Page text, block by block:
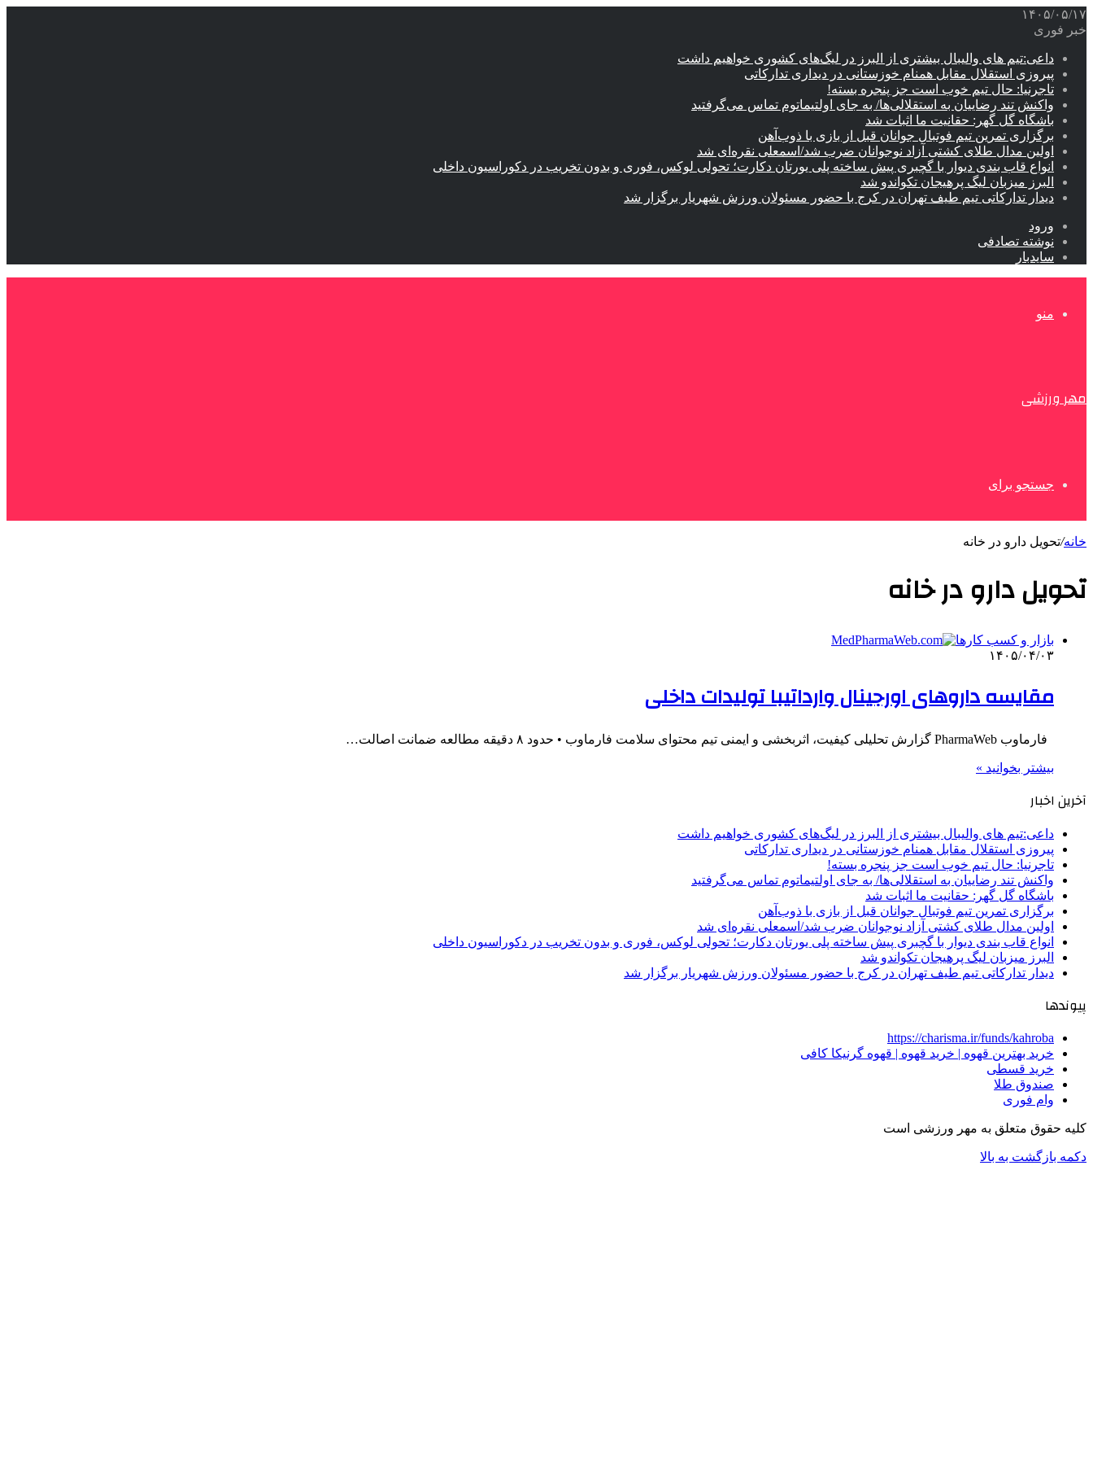
۱۴۰۵/۰۵/۱۷
خبر فوری
داعی:تیم های والیبال بیشتری از البرز در لیگ‌های کشوری خواهیم داشت
پیروزی استقلال مقابل همنام خوزستانی در دیداری تدارکاتی
تاجرنیا: حال تیم خوب است جز پنجره بسته!
واکنش تند رضاییان به استقلالی‌ها/ به جای اولتیماتوم تماس می‌گرفتید
باشگاه گل گهر: حقانیت ما اثبات شد
برگزاری تمرین تیم فوتبال جوانان قبل از بازی با ذوب‌آهن
اولین مدال طلای کشتی آزاد نوجوانان ضرب شد/اسمعلی نقره‌ای شد
انواع قاب بندی دیوار با گچبری پیش ساخته پلی یورتان دکارت؛ تحولی لوکس، فوری و بدون تخریب در دکوراسیون داخلی
البرز میزبان لیگ پرهیجان تکواندو شد
دیدار تدارکاتی تیم طیف تهران در کرج با حضور مسئولان ورزش شهریار برگزار شد
ورود
نوشته تصادفی
سایدبار
منو
مهر ورزشی
جستجو برای
خانه/تحویل دارو در خانه
تحویل دارو در خانه
بازار و کسب کارها
۱۴۰۵/۰۴/۰۳
مقایسه داروهای اورجینال وارداتیبا تولیدات داخلی
فارماوب PharmaWeb گزارش تحلیلی کیفیت، اثربخشی و ایمنی تیم محتوای سلامت فارماوب • حدود ۸ دقیقه مطالعه ضمانت اصالت…
بیشتر بخوانید »
آخرین اخبار
داعی:تیم های والیبال بیشتری از البرز در لیگ‌های کشوری خواهیم داشت
پیروزی استقلال مقابل همنام خوزستانی در دیداری تدارکاتی
تاجرنیا: حال تیم خوب است جز پنجره بسته!
واکنش تند رضاییان به استقلالی‌ها/ به جای اولتیماتوم تماس می‌گرفتید
باشگاه گل گهر: حقانیت ما اثبات شد
برگزاری تمرین تیم فوتبال جوانان قبل از بازی با ذوب‌آهن
اولین مدال طلای کشتی آزاد نوجوانان ضرب شد/اسمعلی نقره‌ای شد
انواع قاب بندی دیوار با گچبری پیش ساخته پلی یورتان دکارت؛ تحولی لوکس، فوری و بدون تخریب در دکوراسیون داخلی
البرز میزبان لیگ پرهیجان تکواندو شد
دیدار تدارکاتی تیم طیف تهران در کرج با حضور مسئولان ورزش شهریار برگزار شد
پیوندها
https://charisma.ir/funds/kahroba
خرید بهترین قهوه | خرید قهوه | قهوه گرنیکا کافی
خرید قسطی
صندوق طلا
وام فوری
کلیه حقوق متعلق به مهر ورزشی است
دکمه بازگشت به بالا